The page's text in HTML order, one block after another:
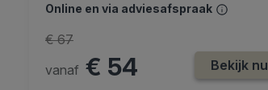
Online en via adviesafspraak
vanaf € 54
€ 67
Bekijk nu